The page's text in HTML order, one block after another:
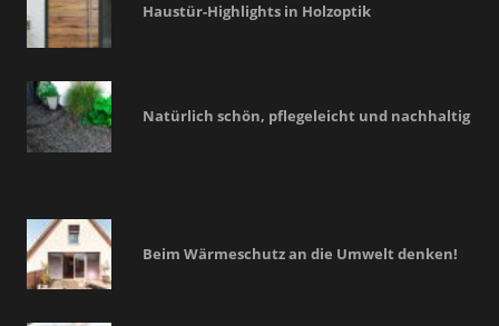
Haustür-Highlights in Holzoptik
Natürlich schön, pflegeleicht und nachhaltig
Beim Wärmeschutz an die Umwelt denken!